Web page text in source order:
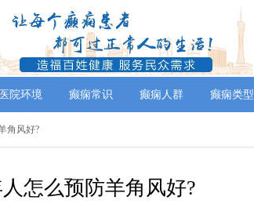
医院环境 癫痫常识 癫痫人群 癫痫类型
角风好?
怎么预防羊角风好?